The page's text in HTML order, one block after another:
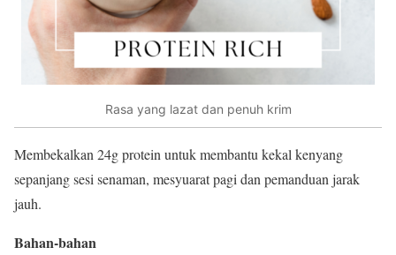
Rasa yang lazat dan penuh krim
Membekalkan 24g protein untuk membantu kekal kenyang
sepanjang sesi senaman, mesyuarat pagi dan pemanduan jarak
jauh.
Bahan-bahan